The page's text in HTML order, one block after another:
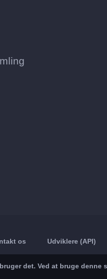
os Udviklere (API)
det. Ved at bruge denne